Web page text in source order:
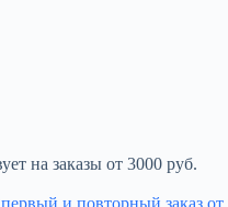
на заказы от 3000 руб.